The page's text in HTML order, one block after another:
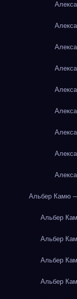
Альбер Камю
Альбер
Альбер
Альбер
Альбер